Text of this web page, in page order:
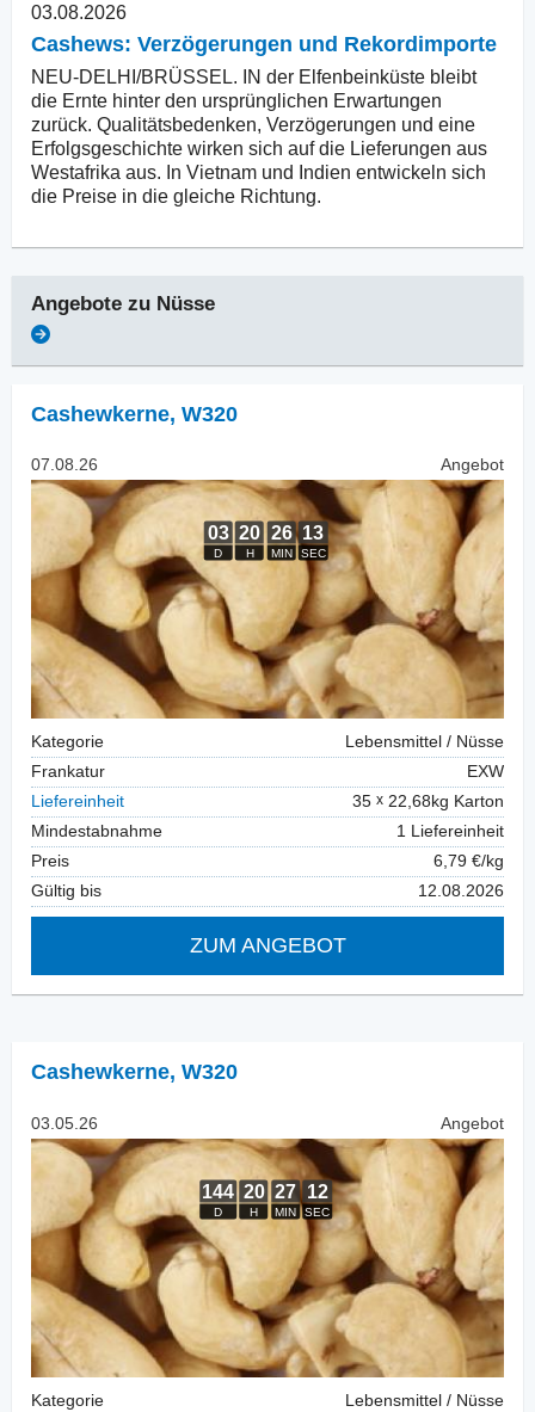
03.08.2026
Cashews: Verzögerungen und Rekordimporte
NEU-DELHI/BRÜSSEL. IN der Elfenbeinküste bleibt
die Ernte hinter den ursprünglichen Erwartungen
zurück. Qualitätsbedenken, Verzögerungen und eine
Erfolgsgeschichte wirken sich auf die Lieferungen aus
Westafrika aus. In Vietnam und Indien entwickeln sich
die Preise in die gleiche Richtung.
Angebote zu Nüsse
Cashewkerne, W320
07.08.26 Angebot
Kategorie
Lebensmittel / Nüsse
Frankatur
EXW
Liefereinheit
35
22,68kg Karton
Mindestabnahme
1 Liefereinheit
Preis
6,79 €/kg
Gültig bis
12.08.2026
ZUM ANGEBOT
Cashewkerne, W320
03.05.26 Angebot
Kategorie
Lebensmittel / Nüsse